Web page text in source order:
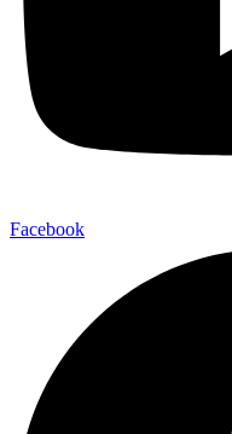
Facebook